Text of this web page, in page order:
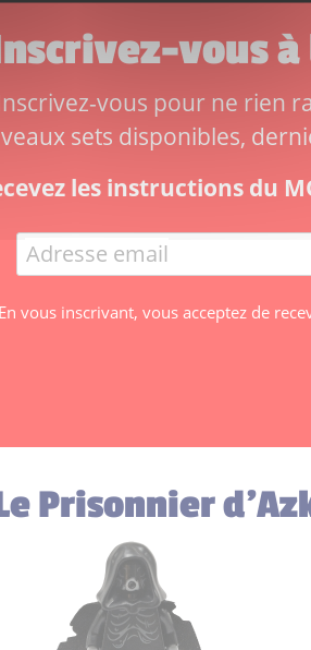
vous
vous pour ne rien
sets disponibles,
les instructions du
En vous inscrivant, vous acceptez de
Prisonnier